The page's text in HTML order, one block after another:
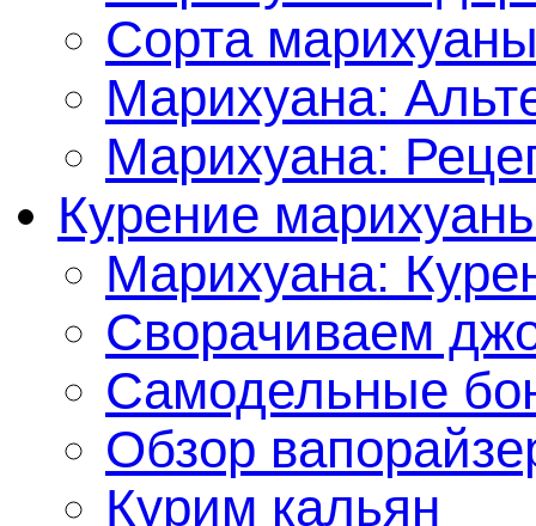
Сорта
Марихуана:
Марихуана:
Курение
Марихуана:
Сворачиваем
Самодельные
Обзор
Курим кальян